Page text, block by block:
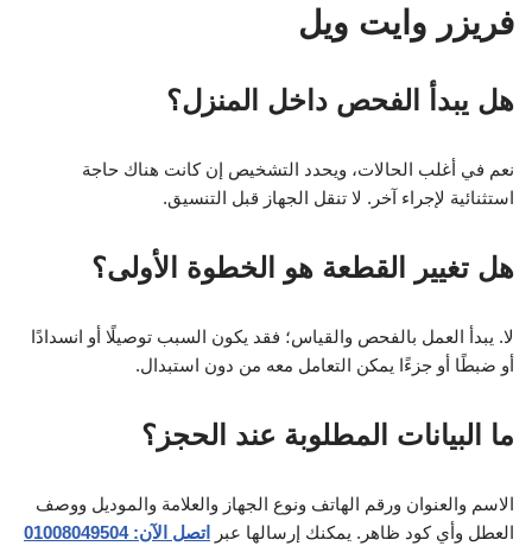
فريزر وايت ويل
هل يبدأ الفحص داخل المنزل؟
نعم في أغلب الحالات، ويحدد التشخيص إن كانت هناك حاجة
استثنائية لإجراء آخر. لا تنقل الجهاز قبل التنسيق.
هل تغيير القطعة هو الخطوة الأولى؟
لا. يبدأ العمل بالفحص والقياس؛ فقد يكون السبب توصيلًا أو انسدادًا
أو ضبطًا أو جزءًا يمكن التعامل معه من دون استبدال.
ما البيانات المطلوبة عند الحجز؟
الاسم والعنوان ورقم الهاتف ونوع الجهاز والعلامة والموديل ووصف
العطل وأي كود ظاهر. يمكنك إرسالها عبر
اتصل الآن: 01008049504